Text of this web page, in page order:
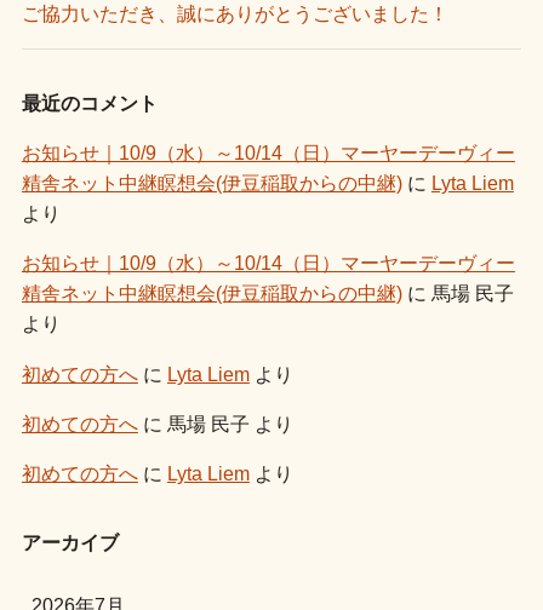
ご協力いただき、誠にありがとうございました！
最近のコメント
お知らせ｜10/9（水）～10/14（日）マーヤーデーヴィー
精舎ネット中継瞑想会(伊豆稲取からの中継)に Lyta Liem
より
お知らせ｜10/9（水）～10/14（日）マーヤーデーヴィー
精舎ネット中継瞑想会(伊豆稲取からの中継)に 馬場 民子
より
初めての方へに Lyta Liemより
初めての方へに 馬場 民子 より
初めての方へに Lyta Liemより
アーカイブ
2026年7月